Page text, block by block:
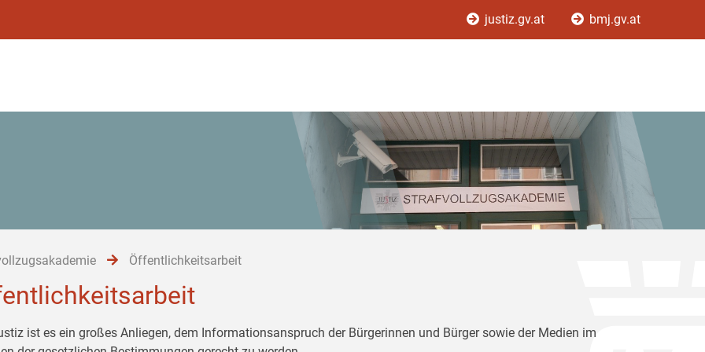
justiz.gv.at bmj.gv.at
Öffentlichkeitsarbeit
ist es ein großes Anliegen, dem Informationsanspruch der Bürgerinnen und Bürger sowie der Medien im